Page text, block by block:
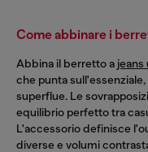
Come abbinare i
Abbina il berretto a jeans
che punta
superflue. Le
equilibrio perfetto tra
L'accessorio definisce
diverse e volumi